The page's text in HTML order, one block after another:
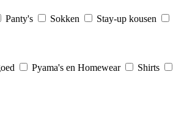
Panty's Sokken
Stay-up kousen
Pyama's en Homewear
Shirts